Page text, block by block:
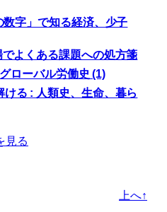
数字」で知る経済、少子
よくある課題への処方箋
ローバル労働史 (1)
る : 人類史、生命、暮ら
見る
上へ↑